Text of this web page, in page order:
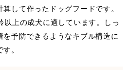
して作ったドッグフードです。
以上の成犬に適しています。しっ
予防できるようなキブル構造に
。